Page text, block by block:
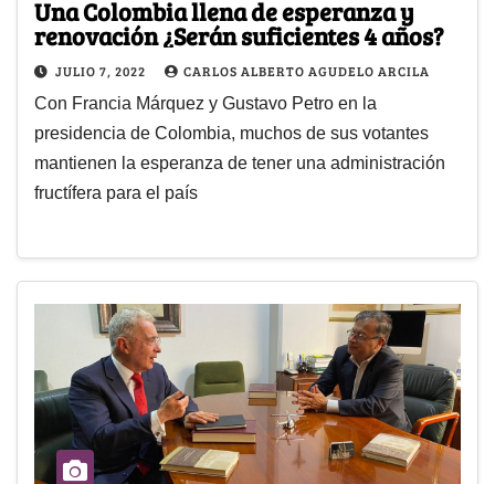
Una Colombia llena de esperanza y
renovación ¿Serán suficientes 4 años?
JULIO 7, 2022 CARLOS ALBERTO AGUDELO ARCILA
Con Francia Márquez y Gustavo Petro en la
presidencia de Colombia, muchos de sus votantes
mantienen la esperanza de tener una administración
fructífera para el país